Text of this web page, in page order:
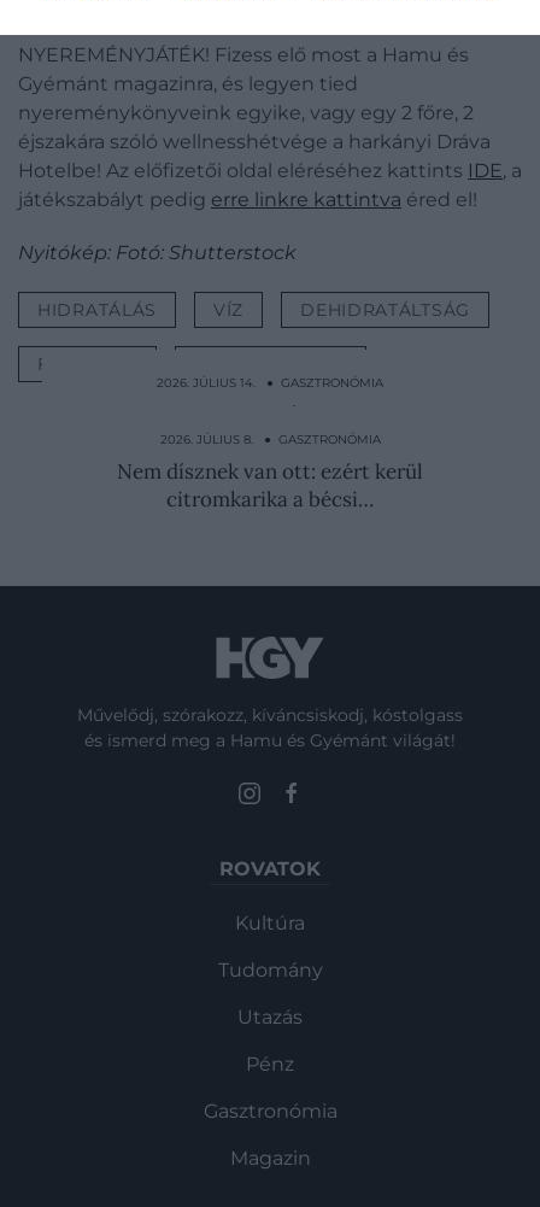
NYEREMÉNYJÁTÉK! Fizess elő most a Hamu és
Gyémánt magazinra, és legyen tied
nyereménykönyveink egyike, vagy egy 2 főre, 2
éjszakára szóló wellnesshétvége a harkányi Dráva
Hotelbe! Az előfizetői oldal eléréséhez kattints IDE, a
játékszabályt pedig erre linkre kattintva éred el!
Nyitókép: Fotó: Shutterstock
HIDRATÁLÁS VÍZ DEHIDRATÁLTSÁG
FOLYADÉK
2026. JÚLIUS 14. ● GASZTRONÓMIA
Fél évig készül a japán étel, amelyet
fogyasztás előtt…
2026. JÚLIUS 8. ● GASZTRONÓMIA
Nem dísznek van ott: ezért kerül
citromkarika a bécsi…
Művelődj, szórakozz, kíváncsiskodj, kóstolgass
és ismerd meg a Hamu és Gyémánt világát!
ROVATOK
Kultúra
Tudomány
Utazás
Pénz
Gasztronómia
Magazin